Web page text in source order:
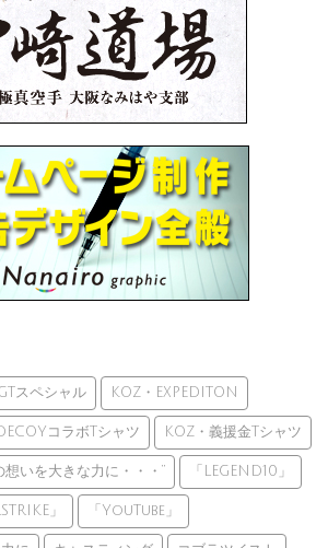
スペシャル KOZ・EXPEDITON
コラボTシャツ KOZ・義援金Tシャツ
想いを大きな力に・・・” 「LEGEND10」
」 「YouTube」